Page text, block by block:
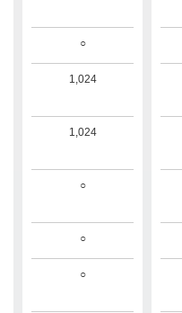
○
1,024
1,024
○
○
○